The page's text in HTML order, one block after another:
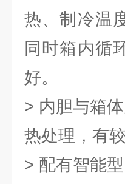
热、制冷温
同时箱内循
好。
> 内胆与箱
热处理，有
> 配有智能